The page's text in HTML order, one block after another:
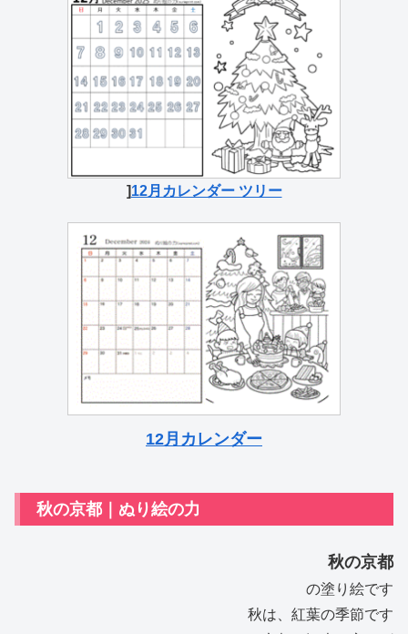
]12月カレンダー ツリー
12月 カレンダー
秋の京都｜ぬり絵の力
秋の京都
の塗り絵です
秋は、紅葉の季節です